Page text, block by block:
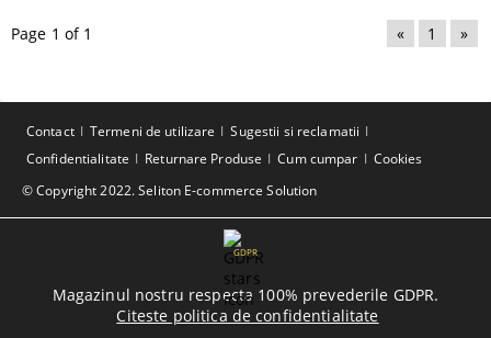
Page 1 of 1 « 1 »
© Copyright 2022. Seliton E-commerce Solution
Contact Termeni de utilizare
Sugestii si reclamatii
Confidentialitate
Returnare Produse Cum cumpar Cookies
GDPR
Magazinul nostru respecta 100% prevederile GDPR.
Citeste politica de confidentialitate